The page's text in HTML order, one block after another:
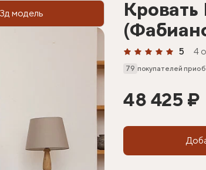
модель
5 4
79 покупателей
48 425 ₽